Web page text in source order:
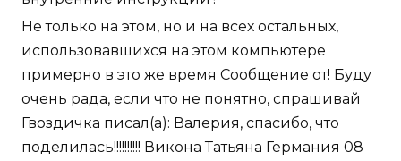
Не только на этом, но и на всех остальных,
использовавшихся на этом компьютере
примерно в это же время Сообщение от! Буду
очень рада, если что не понятно, спрашивай
Гвоздичка писал(а): Валерия, спасибо, что
поделилась!!!!!!!!!! Викона Татьяна Германия 08